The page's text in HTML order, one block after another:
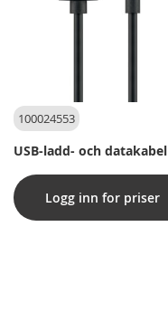
100024553
USB-ladd- och datakabel
Logg inn for priser